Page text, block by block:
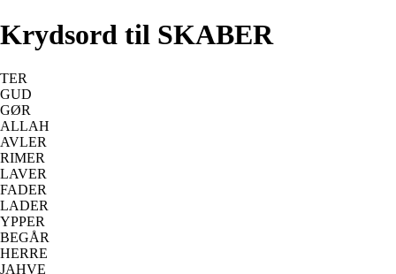
Krydsord til SKABER
TER
GUD
GØR
ALLAH
AVLER
RIMER
LAVER
FADER
LADER
YPPER
BEGÅR
HERRE
JAHVE